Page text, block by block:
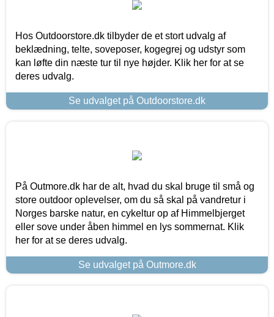
Hos Outdoorstore.dk tilbyder de et stort udvalg af
beklædning, telte, soveposer, kogegrej og udstyr som
kan løfte din næste tur til nye højder. Klik her for at se
deres udvalg.
Se udvalget på Outdoorstore.dk
På Outmore.dk har de alt, hvad du skal bruge til små og
store outdoor oplevelser, om du så skal på vandretur i
Norges barske natur, en cykeltur op af Himmelbjerget
eller sove under åben himmel en lys sommernat. Klik
her for at se deres udvalg.
Se udvalget på Outmore.dk